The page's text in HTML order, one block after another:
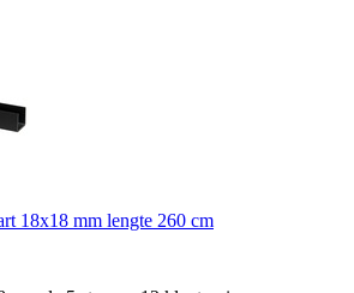
18x18 mm lengte 260 cm